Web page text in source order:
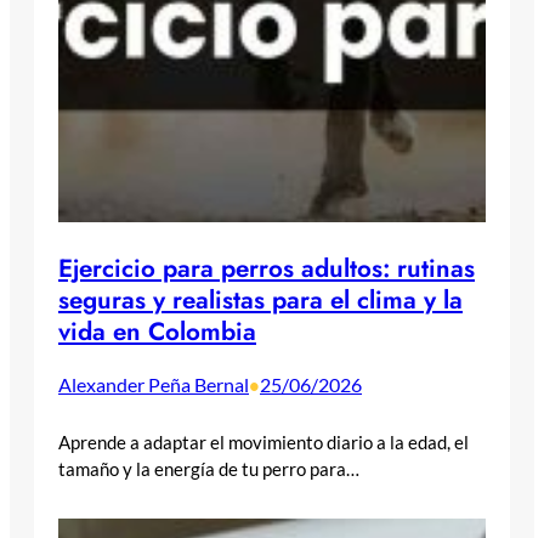
Ejercicio para perros adultos: rutinas
seguras y realistas para el clima y la
vida en Colombia
Alexander Peña Bernal•25/06/2026
Aprende a adaptar el movimiento diario a la edad, el
tamaño y la energía de tu perro para…